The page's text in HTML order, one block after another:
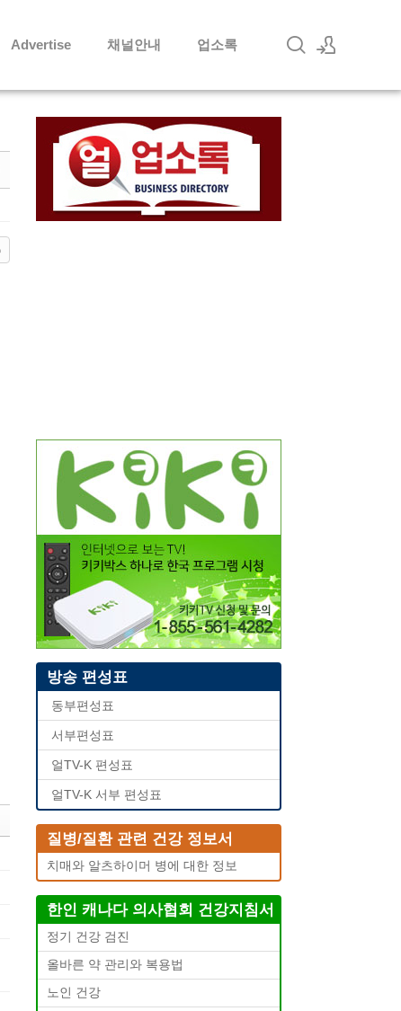
로그인
회원가입
Advertise 채널안내 업소록
방송 편성표
동부편성표
서부편성표
얼TV-K 편성표
얼TV-K 서부 편성표
질병/질환 관련 건강 정보서
치매와 알츠하이머 병에 대한 정보
한인 캐나다 의사협회 건강지침서
정기 건강 검진
올바른 약 관리와 복용법
노인 건강